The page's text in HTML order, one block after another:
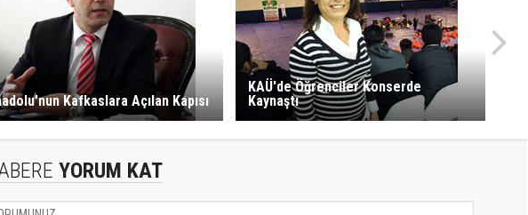
Kafkaslara Açılan Kapısı
KAÜ'de Öğrenciler Konserde
Kaynaştı
YORUM KAT